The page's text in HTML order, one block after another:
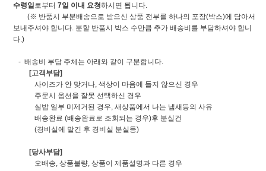
수령일로부터 7일 이내 요청하시면 됩니다.
(※ 반품시 부분배송으로 받으신 상품 전부를 하나의 포장(박스)에 담아서
보내주셔야 합니다. 분할 반품시 박스 수만큼 추가 배송비를 부담하셔야 합니
다.)
- 배송비 부담 주체는 아래와 같이 구분합니다.
[고객부담]
사이즈가 안 맞거나, 색상이 마음에 들지 않으신 경우
주문시 옵션을 잘못 선택하신 경우
실밥 일부 미제거된 경우, 새상품에서 나는 냄새등의 사유
배송완료 (배송완료로 조회되는 경우)후 분실건
(경비실에 맡긴 후 경비실 분실등)
[당사부담]
오배송, 상품불량, 상품이 제품설명과 다른 경우